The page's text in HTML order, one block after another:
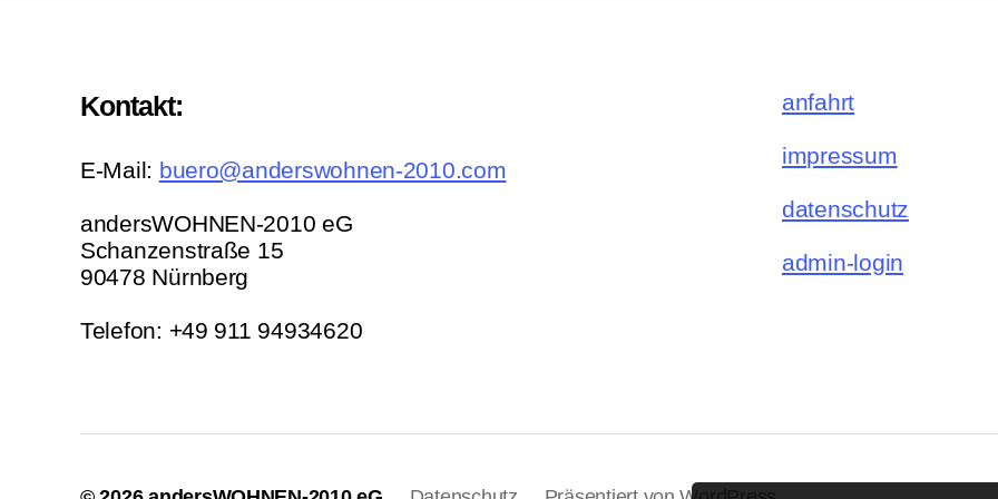
Kontakt:
E-Mail: buero@anderswohnen-2010.com
andersWOHNEN-2010 eG
Schanzenstraße 15
90478 Nürnberg
Telefon: +49 911 94934620
anfahrt
impressum
datenschutz
admin-login